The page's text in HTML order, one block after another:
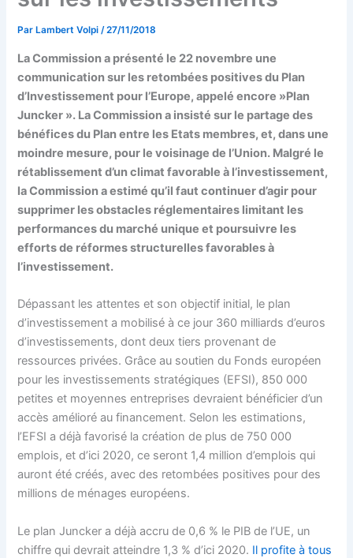
Par Lambert Volpi/27/11/2018
La Commission a présenté le 22 novembre une
communication sur les retombées positives du Plan
d’Investissement pour l’Europe, appelé encore »Plan
Juncker ». La Commission a insisté sur le partage des
bénéfices du Plan entre les Etats membres, et, dans une
moindre mesure, pour le voisinage de l’Union. Malgré le
rétablissement d’un climat favorable à l’investissement,
la Commission a estimé qu’il faut continuer d’agir pour
supprimer les obstacles réglementaires limitant les
performances du marché unique et poursuivre les
efforts de réformes structurelles favorables à
l’investissement.
Dépassant les attentes et son objectif initial, le plan
d’investissement a mobilisé à ce jour 360 milliards d’euros
d’investissements, dont deux tiers provenant de
ressources privées. Grâce au soutien du Fonds européen
pour les investissements stratégiques (EFSI), 850 000
petites et moyennes entreprises devraient bénéficier d’un
accès amélioré au financement. Selon les estimations,
l’EFSI a déjà favorisé la création de plus de 750 000
emplois, et d’ici 2020, ce seront 1,4 million d’emplois qui
auront été créés, avec des retombées positives pour des
millions de ménages européens.
Le plan Juncker a déjà accru de 0,6 % le PIB de l’UE, un
chiffre qui devrait atteindre 1,3 % d’ici 2020. Il profite à tous